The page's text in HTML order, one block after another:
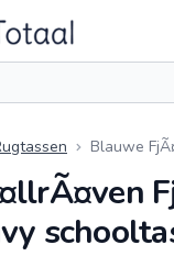
Blauwe